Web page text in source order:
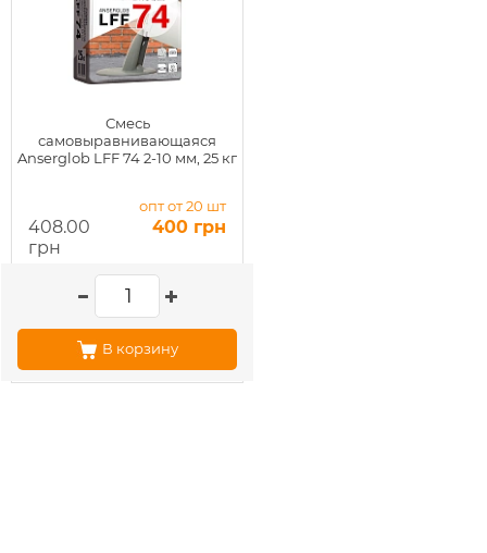
Смесь
самовыравнивающаяся
Anserglob LFF 74 2-10 мм, 25 кг
408.00
грн
опт от 20 шт
400 грн
В корзину